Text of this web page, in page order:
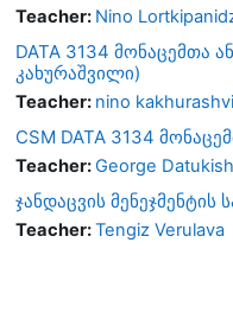
Teacher: Nino
DATA 3134 მონაცემთა
კახურაშვილი)
Teacher: nino
CSM DATA 3134
Teacher:George
ჯანდაცვის მენეჯმენტის
Teacher:Tengiz Verulava